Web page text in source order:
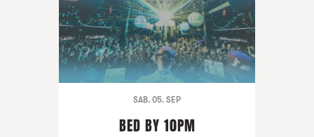
SAB. 05. SEP
BED BY 10PM